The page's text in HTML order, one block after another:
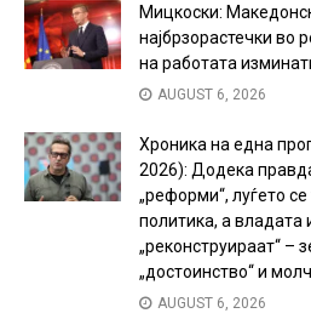
Мицкоски:
најбрзорастечки во
на работата
AUGUST 6, 2026
Хроника на една
2026): Додека
„реформи“, луѓето се
политика, а владата
„реконструираат“ –
„достоинство“ и
AUGUST 6, 2026